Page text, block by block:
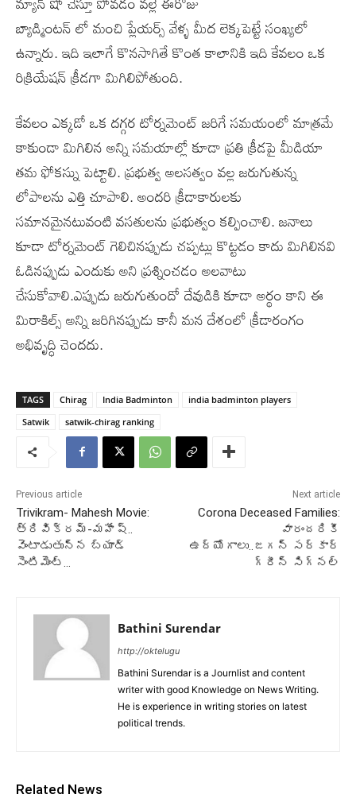
బ్యాడ్మింటన్ లో మంచి ప్లేయర్స్ వేళ్ళ మీద లెక్కపెట్టే సంఖ్యలో
ఉన్నారు. ఇది ఇలాగే కొనసాగితే కొంత కాలానికి ఇది కేవలం ఒక
రిక్రియేషన్ క్రీడగా మిగిలిపోతుంది.
కేవలం ఎక్కడో ఒక దగ్గర టోర్నమెంట్ జరిగే సమయంలో మాత్రమే
కాకుండా మిగిలిన అన్ని సమయాల్లో కూడా ప్రతి క్రీడపై మీడియా
తమ ఫోకస్ను పెట్టాలి. ప్రభుత్వ అలసత్వం వల్ల జరుగుతున్న
లోపాలను ఎత్తి చూపాలి. అందరి క్రీడాకారులకు
సమానమైనటువంటి వసతులను ప్రభుత్వం కల్పించాలి. జనాలు
కూడా టోర్నమెంట్ గెలిచినప్పుడు చప్పట్లు కొట్టడం కాదు మిగిలినవి
ఓడినప్పుడు ఎందుకు అని ప్రశ్నించడం అలవాటు
చేసుకోవాలి.ఎప్పుడు జరుగుతుందో దేవుడికి కూడా అర్థం కాని ఈ
మిరాకిల్స్ అన్ని జరిగినప్పుడు కానీ మన దేశంలో క్రీడారంగం
అభివృద్ధి చెందదు.
TAGS Chirag India Badminton
india badminton players
Satwik
satwik-chirag ranking
Previous article
Trivikram- Mahesh Movie:
త్రివిక్రమ్-మహేష్..
వెంటాడుతున్న బ్యాడ్
సెంటిమెంట్…
Next article
Corona Deceased Families:
వారందరికీ
ఉద్యోగాలు..జగన్ సర్కార్
గ్రీన్ సిగ్నల్
Bathini Surendar
http://oktelugu
Bathini Surendar is a Journlist and content
writer with good Knowledge on News Writing.
He is experience in writing stories on latest
political trends.
Related News